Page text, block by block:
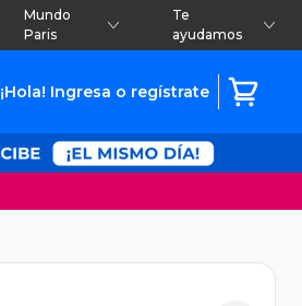
Mundo
Paris
Te
ayudamos
¡Hola! Ingresa o regístrate